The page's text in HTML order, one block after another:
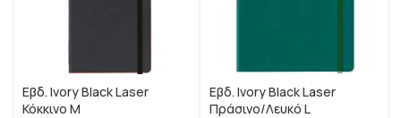
Εβδ. Ivory Black Laser
Κόκκινο M
Εβδ. Ivory Black Laser
Πράσινο/Λευκό L